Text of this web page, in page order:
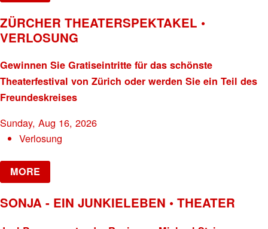
ZÜRCHER THEATERSPEKTAKEL •
VERLOSUNG
Gewinnen Sie Gratiseintritte für das schönste
Theaterfestival von Zürich oder werden Sie ein Teil des
Freundeskreises
Sunday, Aug 16, 2026
Verlosung
MORE
SONJA - EIN JUNKIELEBEN • THEATER